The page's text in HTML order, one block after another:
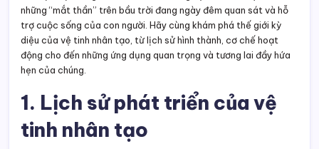
những “mắt thần” trên bầu trời đang ngày đêm quan sát và hỗ
trợ cuộc sống của con người. Hãy cùng khám phá thế giới kỳ
diệu của vệ tinh nhân tạo, từ lịch sử hình thành, cơ chế hoạt
động cho đến những ứng dụng quan trọng và tương lai đầy hứa
hẹn của chúng.
1. Lịch sử phát triển của vệ
tinh nhân tạo